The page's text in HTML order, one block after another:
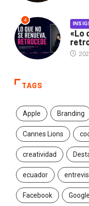
4
«Lo
TAGS
Apple Branding
Cannes Lions
creatividad
ecuador
Facebook Google